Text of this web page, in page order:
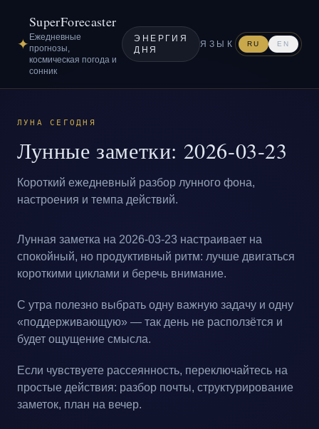
✦
SuperForecaster
Ежедневные
прогнозы,
космическая погода и
сонник
ЭНЕРГИЯ
ДНЯ
ЯЗЫК RU EN
ЛУНА СЕГОДНЯ
Лунные заметки: 2026-03-23
Короткий ежедневный разбор лунного фона,
настроения и темпа действий.
Лунная заметка на 2026-03-23 настраивает на
спокойный, но продуктивный ритм: лучше двигаться
короткими циклами и беречь внимание.
С утра полезно выбрать одну важную задачу и одну
«поддерживающую» — так день не расползётся и
будет ощущение смысла.
Если чувствуете рассеянность, переключайтесь на
простые действия: разбор почты, структурирование
заметок, план на вечер.